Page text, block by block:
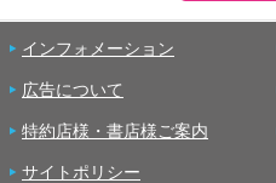
インフォメーション
広告について
特約店様・書店様ご案内
サイトポリシー